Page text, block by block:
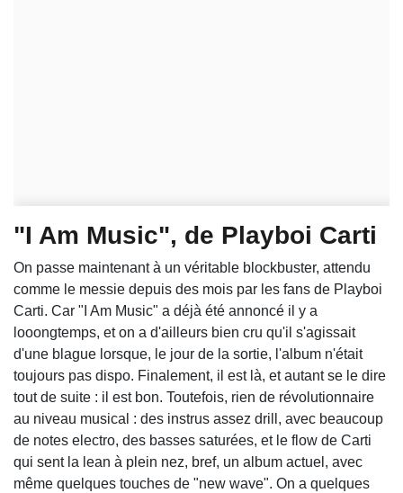
"I Am Music", de Playboi Carti
On passe maintenant à un véritable blockbuster, attendu
comme le messie depuis des mois par les fans de Playboi
Carti. Car "I Am Music" a déjà été annoncé il y a
looongtemps, et on a d'ailleurs bien cru qu'il s'agissait
d'une blague lorsque, le jour de la sortie, l'album n'était
toujours pas dispo. Finalement, il est là, et autant se le dire
tout de suite : il est bon. Toutefois, rien de révolutionnaire
au niveau musical : des instrus assez drill, avec beaucoup
de notes electro, des basses saturées, et le flow de Carti
qui sent la lean à plein nez, bref, un album actuel, avec
même quelques touches de "new wave". On a quelques